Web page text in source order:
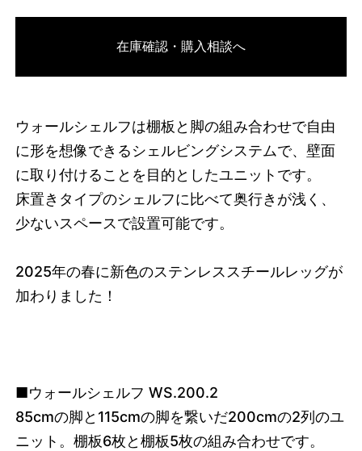
WS.200.2.OA.WH 0
在庫確認・購入相談へ
ウォールシェルフは棚板と脚の組み合わせで自由
に形を想像できるシェルビングシステムで、壁面
に取り付けることを目的としたユニットです。
床置きタイプのシェルフに比べて奥行きが浅く、
少ないスペースで設置可能です。
2025年の春に新色のステンレススチールレッグが
加わりました！
■ウォールシェルフ WS.200.2
85cmの脚と115cmの脚を繋いだ200cmの2列のユ
ニット。棚板6枚と棚板5枚の組み合わせです。